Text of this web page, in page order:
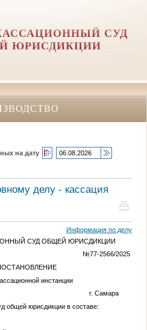
СУД
ЮРИСДИКЦИИ
на дату
делу - кассация
Информация по делу
СУД ОБЩЕЙ ЮРИСДИКЦИИ
№77-2566/2025
инстанции
года г. Самара
общей юрисдикции в составе: